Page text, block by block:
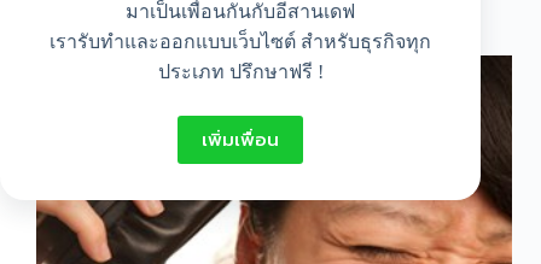
มาเป็นเพื่อนกันกับอีสานเดฟ
เรารับทำและออกแบบเว็บไซต์ สำหรับธุรกิจทุก
ประเภท ปรึกษาฟรี !
เพิ่มเพื่อน
ทำไม?? หูอื้อเวลาขึ้นที่สูง